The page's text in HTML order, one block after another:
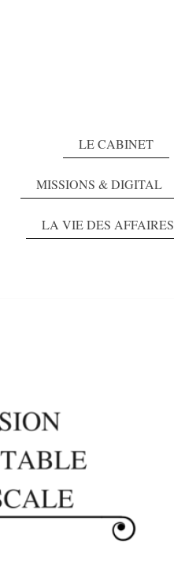
LE CABINET
MISSIONS & DIGITAL
LA VIE DES AFFAIRES